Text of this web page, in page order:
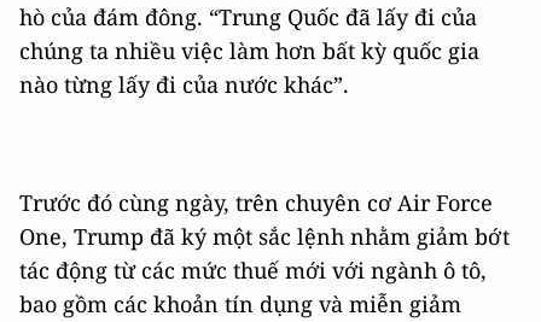
hò của đám đông. “Trung Quốc đã lấy đi của
chúng ta nhiều việc làm hơn bất kỳ quốc gia
nào từng lấy đi của nước khác”.
Trước đó cùng ngày, trên chuyên cơ Air Force
One, Trump đã ký một sắc lệnh nhằm giảm bớt
tác động từ các mức thuế mới với ngành ô tô,
bao gồm các khoản tín dụng và miễn giảm